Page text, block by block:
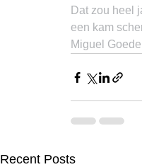
Dat zou heel
een kam
Miguel Goede
Recent Posts